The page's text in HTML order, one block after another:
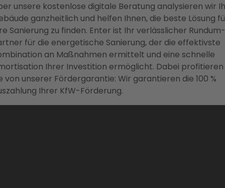
unsere kostenlose digitale Beratung analysieren wir
ganzheitlich und helfen Ihnen, die beste Lösung
Sanierung zu finden. Enter ist Ihr verlässlicher Rundum-
für die energetische Sanierung, der die effektivste
an Maßnahmen ermittelt und eine schnelle
Ihrer Investition ermöglicht. Dabei profitieren
von unserer Fördergarantie: Wir garantieren die 100 %
Ihrer KfW-Förderung.